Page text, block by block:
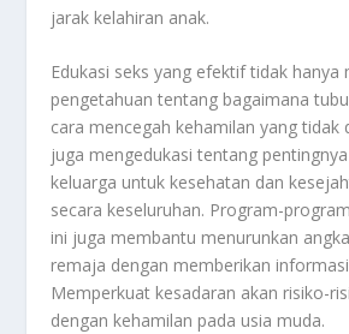
jarak kelahiran anak.
Edukasi seks yang efektif tidak hanya
pengetahuan tentang bagaimana
cara mencegah kehamilan yang tidak
juga mengedukasi tentang
keluarga untuk kesehatan dan
secara keseluruhan. Program-
ini juga membantu menurunkan
remaja dengan memberikan
Memperkuat kesadaran akan risiko-
dengan kehamilan pada usia muda.